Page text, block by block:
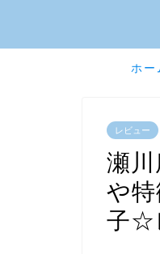
ホー
レビュー
瀬
や
子☆